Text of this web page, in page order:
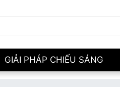
GIẢI PHÁP CHIẾU SÁNG